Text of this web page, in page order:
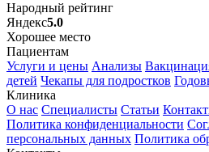
Народный рейтинг
Яндекс5.0
Хорошее место
Пациентам
Услуги и цены Анализы
детей Чекапы для подростков
Клиника
О нас Специалисты Статьи
Политика конфиденциальности
персональных данных Политика